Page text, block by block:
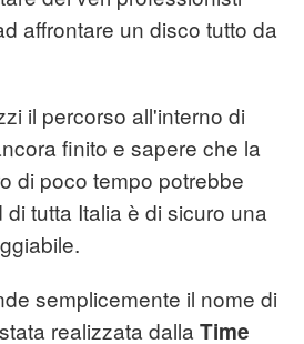
affrontare un disco tutto da
il percorso all'interno di
finito e sapere che la
di poco tempo potrebbe
tutta Italia è di sicuro una
semplicemente il nome di
realizzata dalla Time